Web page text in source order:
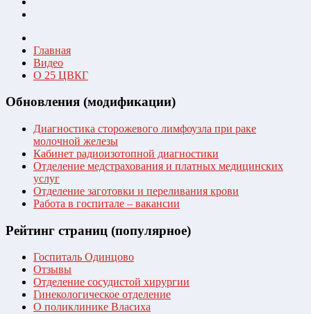
Главная
Видео
О 25 ЦВКГ
Обновления (модификации)
Диагностика сторожевого лимфоузла при раке
молочной железы
Кабинет радиоизотопной диагностики
Отделение медстрахования и платных медицинских
услуг
Отделение заготовки и переливания крови
Работа в госпитале – вакансии
Рейтинг страниц (популярное)
Госпиталь Одинцово
Отзывы
Отделение сосудистой хирургии
Гинекологическое отделение
О поликлинике Власиха